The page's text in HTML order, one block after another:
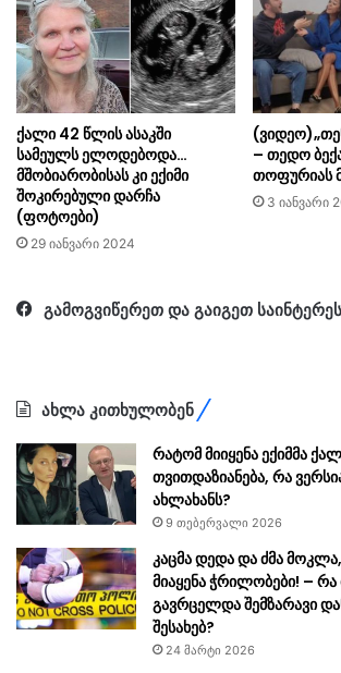
ქალი 42 წლის ასაკში
სამეულს ელოდებოდა…
მშობიარობისას კი ექიმი
შოკირებული დარჩა
(ფოტოები)
29 იანვარი 2024
– თედო
თოფურიას
3 იანვარი
გამოგვიწერეთ და გაიგეთ
ახლა კითხულობენ
რატომ მიიყენა ექიმმა
თვითდაზიანება, რა
ახლახანს?
9 თებერვალი 2026
კაცმა დედა და ძმა
მიაყენა ჭრილობები! –
გავრცელდა შემზარავი
შესახებ?
24 მარტი 2026